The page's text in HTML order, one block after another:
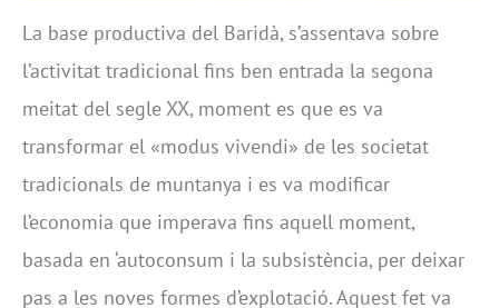
La base productiva del Baridà, s’assentava sobre
l’activitat tradicional fins ben entrada la segona
meitat del segle XX, moment es que es va
transformar el «modus vivendi» de les societat
tradicionals de muntanya i es va modificar
l’economia que imperava fins aquell moment,
basada en ‘autoconsum i la subsistència, per deixar
pas a les noves formes d’explotació. Aquest fet va